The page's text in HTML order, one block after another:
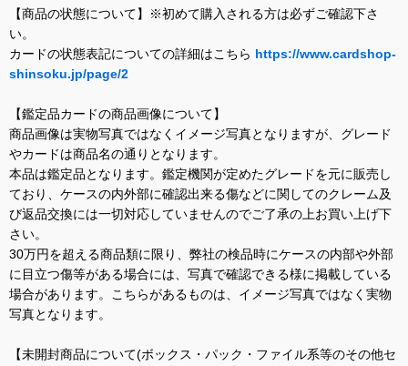
【商品の状態について】※初めて購入される方は必ずご確認下さ
い。
カードの状態表記についての詳細はこちら https://www.cardshop-
shinsoku.jp/page/2
【鑑定品カードの商品画像について】
商品画像は実物写真ではなくイメージ写真となりますが、グレード
やカードは商品名の通りとなります。
本品は鑑定品となります。鑑定機関が定めたグレードを元に販売し
ており、ケースの内外部に確認出来る傷などに関してのクレーム及
び返品交換には一切対応していませんのでご了承の上お買い上げ下
さい。
30万円を超える商品類に限り、弊社の検品時にケースの内部や外部
に目立つ傷等がある場合には、写真で確認できる様に掲載している
場合があります。こちらがあるものは、イメージ写真ではなく実物
写真となります。
【未開封商品について(ボックス・パック・ファイル系等のその他セ